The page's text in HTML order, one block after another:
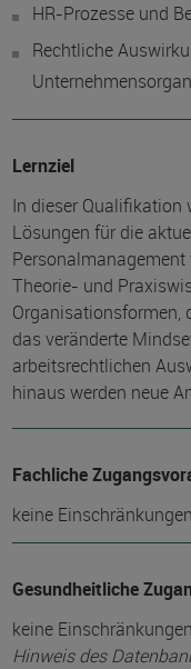
HR-Prozesse und
Rechtliche
Lernziel
In dieser Qualifikation
Lösungen für die
Theorie- und
Organisationsformen,
das veränderte
arbeitsrechtlichen
hinaus werden neue
Fachliche
keine Einschränkungen
Gesundheitliche
keine Einschränkungen
Hinweis des